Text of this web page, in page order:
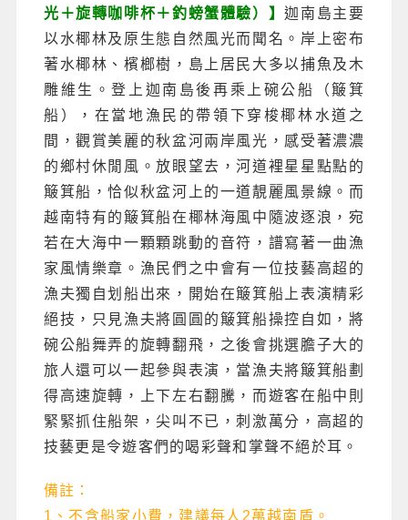
光＋旋轉咖啡杯＋釣螃蟹體驗）】迦南島主要
以水椰林及原生態自然風光而聞名。岸上密布
著水椰林、檳榔樹，島上居民大多以捕魚及木
雕維生。登上迦南島後再乘上碗公船（簸箕
船），在當地漁民的帶領下穿梭椰林水道之
間，觀賞美麗的秋盆河兩岸風光，感受著濃濃
的鄉村休閒風。放眼望去，河道裡星星點點的
簸箕船，恰似秋盆河上的一道靚麗風景線。而
越南特有的簸箕船在椰林海風中隨波逐浪，宛
若在大海中一顆顆跳動的音符，譜寫著一曲漁
家風情樂章。漁民們之中會有一位技藝高超的
漁夫獨自划船出來，開始在簸箕船上表演精彩
絕技，只見漁夫將圓圓的簸箕船操控自如，將
碗公船舞弄的旋轉翻飛，之後會挑選膽子大的
旅人還可以一起參與表演，當漁夫將簸箕船劃
得高速旋轉，上下左右翻騰，而遊客在船中則
緊緊抓住船架，尖叫不已，刺激萬分，高超的
技藝更是令遊客們的喝彩聲和掌聲不絕於耳。
備註：
1、不含船家小費，建議每人2萬越南盾。